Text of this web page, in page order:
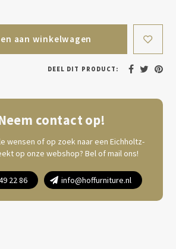
aan winkelwagen
DEEL DIT PRODUCT:
contact op!
wensen of op zoek naar een Eichholtz-
op onze webshop? Bel of mail ons!
22 86 info@hoffurniture.nl